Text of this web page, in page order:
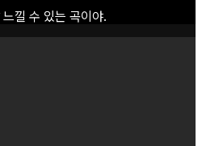
느낄 수 있는 곡이야.